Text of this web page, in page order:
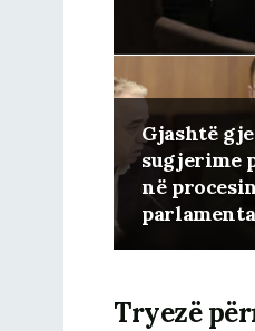
Gjashtë
sugjerime
në
Tryezë